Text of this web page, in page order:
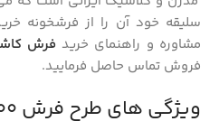
سلیقه خود آن را از فرشخونه
مشاوره و راهنمای خرید فرش
فروش تماس حاصل فرمایید.
ویژگی ‌های طرح فرش 1500 شانه رز گلد: